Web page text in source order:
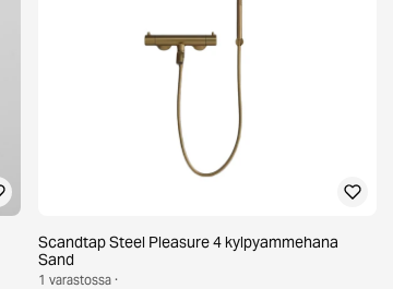
Scandtap Steel Pleasure 4 kylpyammehana
Sand
1 varastossa ·